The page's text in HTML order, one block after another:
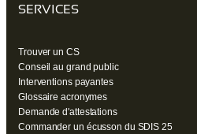
SERVICES
Trouver un CS
Conseil au grand public
Interventions payantes
Glossaire acronymes
Demande d'attestations
Commander un écusson du SDIS 25